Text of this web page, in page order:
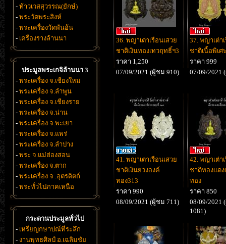
- ท้าวเวสสุวรรณ(ยักษ์)
- พระวัดพระสิงห์
- พระเครื่องวัดพันอ้น
- เครื่องรางล้านนา
ประมูลพระเกจิล้านนา 3
- พระเครื่อง จ.เชียงใหม่
- พระเครื่อง จ.ลำพูน
- พระเครื่อง จ.เชียงราย
- พระเครื่อง จ.น่าน
- พระเครื่อง จ.พะเยา
- พระเครื่อง จ.แพร่
- พระเครื่อง จ.ลำปาง
- พระ จ.แม่ฮ่องสอน
- พระเครื่อง จ.ตาก
- พระเครื่อง จ .อุตรดิตถ์
- พระทั่วไปภาคเหนือ
กระดานประมูลทั่วไป
- เหรียญกษาปณ์ที่ระลึก
- งานพุทธศิลป์ อ.เฉลิมชัย
36. พญาเต่าเรือนเสวย
ชาติเงินทองเทวฤทธิ์ฯ3
ราคา 1,250
07/09/2021 (ผู้ชม 910)
37. พญาเต่า
ชาติเนื้อพิเศ
ราคา 999
07/09/2021
41. พญาเต่าเรือนเสวย
ชาติเงินยวงองค์
ทอง313
ราคา 990
08/09/2021 (ผู้ชม 711)
42. พญาเต่า
ชาติทองแดง
ทอง
ราคา 850
08/09/2021
1081)